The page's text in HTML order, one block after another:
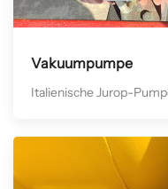
Vakuumpumpe
Italienische Jurop-